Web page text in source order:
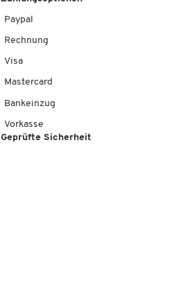
Paypal
Rechnung
Visa
Mastercard
Bankeinzug
Vorkasse
Geprüfte Sicherheit